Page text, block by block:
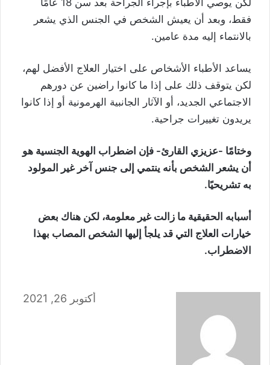
فقط، وبعد أن يعيش الشخص في الجنس الذي يشعر
بالانتماء إليه مدة عامين.
يساعد الأطباء الأشخاص على اختيار العلاج الأفضل لهم،
لكن يتوقف ذلك على إذا ما كانوا راضين عن دورهم
الاجتماعي الجديد، أو الآثار الجانبية الهرمونية أو إذا كانوا
يريدون تغييرات جراحية.
وختامًا -عزيزي القارئ- فإن اضطراب الهوية الجنسية هو
أن يشعر الشخص بأنه ينتمي إلى جنس آخر غير المولود
به تشريحيًا.
أسبابه الحقيقية ما زالت غير معلومة، لكن هناك بعض
خيارات العلاج التي قد يلجأ إليها الشخص المصاب بهذا
الاضطراب.
أكتوبر 26, 2021